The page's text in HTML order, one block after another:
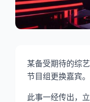
某备受期待的综
节目组更换嘉宾。
此事一经传出，